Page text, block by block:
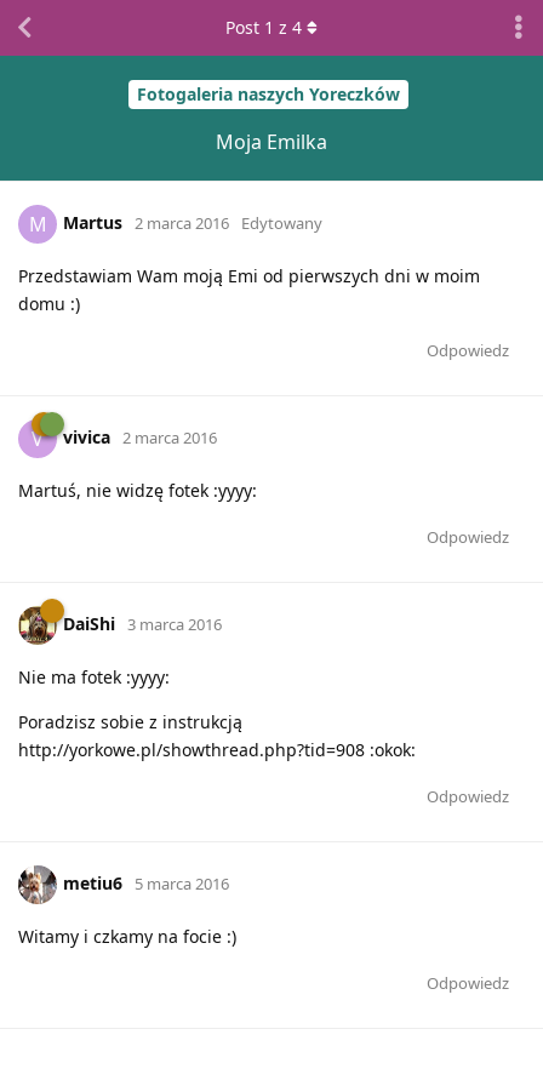
Fotogaleria naszych Yoreczków
Moja Emilka
Post 1 z 4
M Martus 2 marca 2016 Edytowany
Przedstawiam Wam moją Emi od pierwszych dni w moim
domu :)
Odpowiedz
V vivica 2 marca 2016
Martuś, nie widzę fotek :yyyy:
Odpowiedz
DaiShi 3 marca 2016
Nie ma fotek :yyyy:
Poradzisz sobie z instrukcją
http://yorkowe.pl/showthread.php?tid=908 :okok:
Odpowiedz
metiu6 5 marca 2016
Witamy i czkamy na focie :)
Odpowiedz